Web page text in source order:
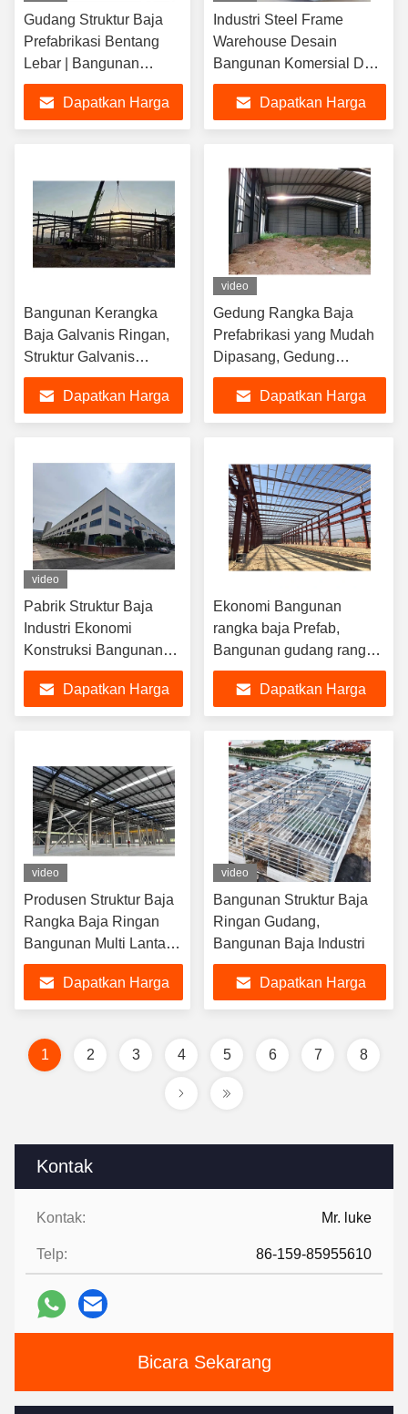
Kontak
Kontak: Mr. luke
Telp: 86-159-85955610
Bicara Sekarang
Gudang Struktur Baja
Prefabrikasi Bentang
Lebar | Bangunan
Rangka Logam Industri,
Gudang Pabrik
Penyimpanan Logistik
Dapatkan Harga
Industri Steel Frame
Warehouse Desain
Bangunan Komersial Dan
Konstruksi Cepat
Dapatkan Harga
Bangunan Kerangka
Baja Galvanis Ringan,
Struktur Galvanis
Industri
Dapatkan Harga
video
Gedung Rangka Baja
Prefabrikasi yang Mudah
Dipasang, Gedung
Logam, Gudang Pra-
Rekayasa, Gudang
Dapatkan Harga
video
Pabrik Struktur Baja
Industri Ekonomi
Konstruksi Bangunan
Kerangka Baja
Dapatkan Harga
Ekonomi Bangunan
rangka baja Prefab,
Bangunan gudang rangka
baja ringan
Dapatkan Harga
video
Produsen Struktur Baja
Rangka Baja Ringan
Bangunan Multi Lantai
Struktur Prefabrikasi
Dapatkan Harga
video
Bangunan Struktur Baja
Ringan Gudang,
Bangunan Baja Industri
Dapatkan Harga
1 2 3 4 5 6 7 8